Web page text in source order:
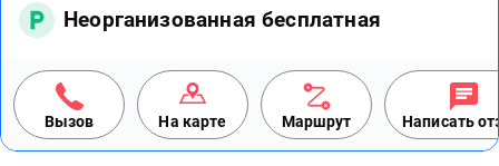
Неорганизованная бесплатная
Вызов На карте Маршрут Написать